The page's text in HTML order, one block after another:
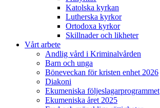
Katolska kyrkan
Lutherska kyrkor
Ortodoxa kyrkor
Skillnader och likheter
Vårt arbete
Andlig vård i Kriminalvården
Barn och unga
Böneveckan för kristen enhet 2026
Diakoni
Ekumeniska följeslagarprogrammet
Ekumeniska året 2025